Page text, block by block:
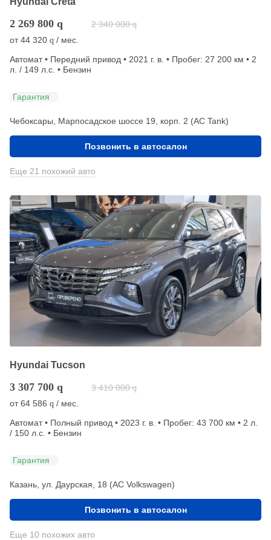
2 269 800 q 2 340 000 q
от44 320 q / мес.
Автомат • Передний привод • 2021 г. в. • Пробег: 27 200 км • 2
л. / 149 л.с. • Бензин
Гарантия
Чебоксары, Марпосадское шоссе 19, корп. 2 (АС Tank)
Позвонить в автосалон
Еще 21 похожий авто
Hyundai Tucson
3 307 700 q 3 410 000 q
от64 586 q / мес.
Автомат • Полный привод • 2023 г. в. • Пробег: 43 700 км • 2 л.
/ 150 л.с. • Бензин
Гарантия
Казань, ул. Даурская, 18 (АС Volkswagen)
Позвонить в автосалон
Еще 10 похожих авто